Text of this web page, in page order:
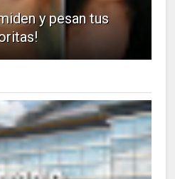
y pesan tus